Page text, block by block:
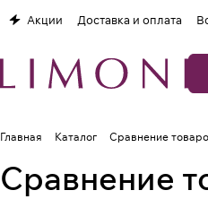
Акции Доставка и оплата
Главная Каталог Сравнение
Сравнение